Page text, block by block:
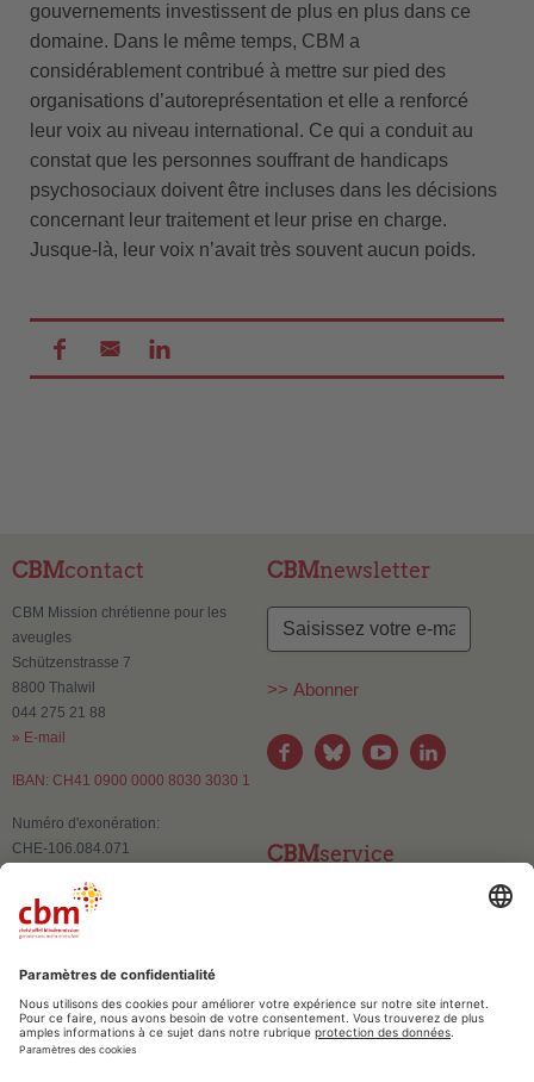
gouvernements investissent de plus en plus dans ce
domaine. Dans le même temps, CBM a
considérablement contribué à mettre sur pied des
organisations d’autoreprésentation et elle a renforcé
leur voix au niveau international. Ce qui a conduit au
constat que les personnes souffrant de handicaps
psychosociaux doivent être incluses dans les décisions
concernant leur traitement et leur prise en charge.
Jusque-là, leur voix n’avait très souvent aucun poids.
CBMcontact
CBM Mission chrétienne pour les
aveugles
Schützenstrasse 7
8800 Thalwil
044 275 21 88
» E-mail
IBAN: CH41 0900 0000 8030 3030 1
Numéro d'exonération:
CHE-106.084.071
CBMnewsletter
>> Abonner
CBMservice
CBMconfiance